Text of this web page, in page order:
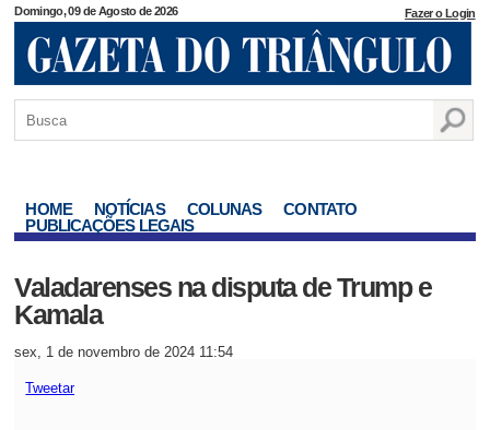
Domingo, 09 de Agosto de 2026 Fazer o Login
HOME NOTÍCIAS COLUNAS
CONTATO
PUBLICAÇÕES LEGAIS
Valadarenses na disputa de Trump e
Kamala
sex, 1 de novembro de 2024 11:54
Tweetar